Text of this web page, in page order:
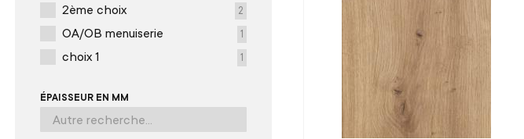
2ème choix 2
OA/OB menuiserie 1
choix 1 1
ÉPAISSEUR EN MM